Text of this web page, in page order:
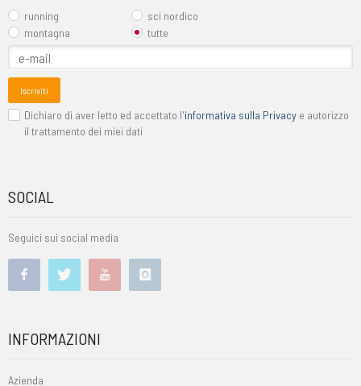
running
sci nordico
montagna
tutte
Iscriviti
Dichiaro di aver letto ed accettato l'informativa sulla Privacy e autorizzo
il trattamento dei miei dati
SOCIAL
Seguici sui social media
INFORMAZIONI
Azienda